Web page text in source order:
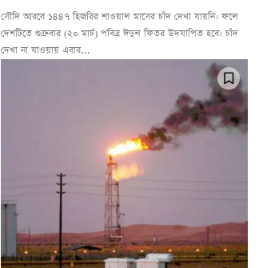
সৌদি আরবে ১৪৪৭ হিজরির শাওয়াল মাসের চাঁদ দেখা যায়নি। ফলে
দেশটিতে শুক্রবার (২০ মার্চ) পবিত্র ঈদুল ফিতর উদযাপিত হবে। চাঁদ
দেখা না যাওয়ায় এবার...